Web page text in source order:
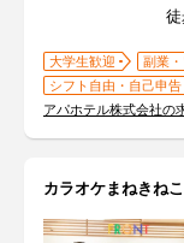
大学生歓迎 副業
シフト自由・自己申告
アパホテル株式会社の
カラオケまねきね